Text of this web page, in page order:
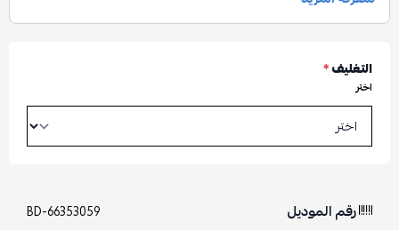
التغليف*
اختر
رقم الموديل BD-66353059